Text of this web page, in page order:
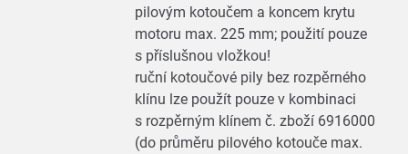
pilovým kotoučem a koncem krytu
motoru max. 225 mm; použití pouze
s příslušnou vložkou!
ruční kotoučové pily bez rozpěrného
klínu lze použít pouze v kombinaci
s rozpěrným klínem č. zboží 6916000
(do průměru pilového kotouče max.